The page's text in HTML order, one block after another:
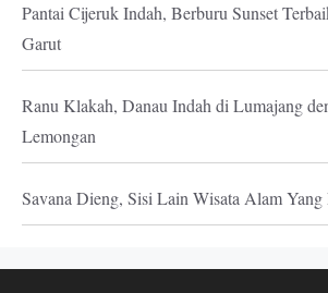
Pantai Cijeruk Indah, Berburu Sunset
Garut
Ranu Klakah, Danau Indah di Lumajang
Lemongan
Savana Dieng, Sisi Lain Wisata Alam Yang